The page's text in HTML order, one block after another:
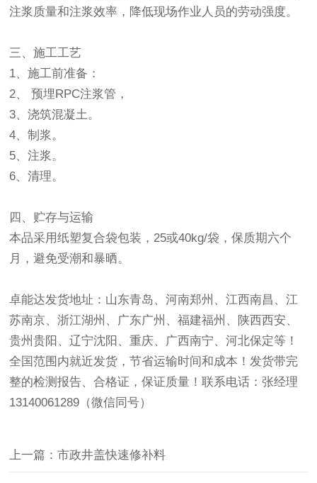
注浆质量和注浆效率，降低现场作业人员的劳动强度。
三、施工工艺
1、施工前准备：
2、 预埋RPC注浆管，
3、浇筑混凝土。
4、制浆。
5、注浆。
6、清理。
四、贮存与运输
本品采用纸塑复合袋包装，25或40kg/袋，保质期六个
月，避免受潮和暴晒。
卓能达发货地址：山东青岛、河南郑州、江西南昌、江
苏南京、浙江湖州、广东广州、福建福州、陕西西安、
贵州贵阳、辽宁沈阳、重庆、广西南宁、河北保定等！
全国范围内就近发货，节省运输时间和成本！发货带完
整的检测报告、合格证，保证质量！联系电话：张经理
13140061289（微信同号）
上一篇：市政井盖快速修补料